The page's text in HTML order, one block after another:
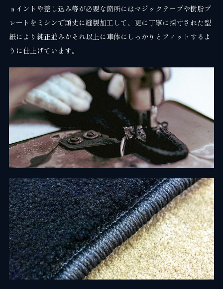
ョイントや差し込み等が必要な箇所にはマジックテープや樹脂プ
レートをミシンで頑丈に縫製加工して、更に丁寧に採寸された型
紙により純正並みかそれ以上に車体にしっかりとフィットするよ
うに仕上げています。